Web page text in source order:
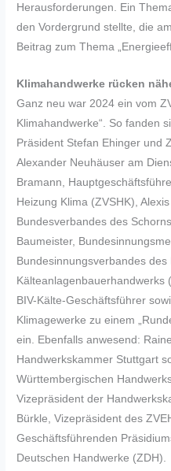
Herausforderungen. Ein
den Vordergrund stellte, die
Beitrag zum Thema
Klimahandwerke rücken
Ganz neu war 2024 ein vom
Klimahandwerke“. So fanden
Präsident Stefan Ehinger und
Alexander Neuhäuser am
Bramann,
Heizung Klima (ZVSHK),
Bundesverbandes des
Baumeister,
Bundesinnungsverbandes des
Kälteanlagenbauerhandwerks
BIV-Kälte-Geschäftsführer
Klimagewerke zu einem
ein. Ebenfalls anwesend:
Handwerkskammer Stuttgart
Württembergischen
Vizepräsident der
Bürkle, Vizepräsident des
Geschäftsführenden
Deutschen Handwerke (ZDH).